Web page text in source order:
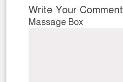
Write Your Comment
Massage Box